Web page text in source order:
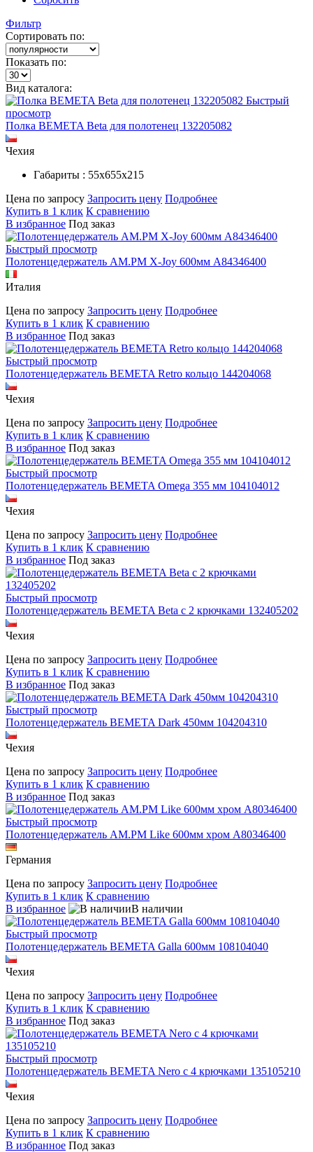
Фильтр
Сортировать по:
Показать по:
Вид каталога:
Быстрый
просмотр
Полка BEMETA Beta для полотенец 132205082
Чехия
Габариты : 55х655х215
Цена по запросу Запросить цену Подробнее
Купить в 1 клик К сравнению
В избранное Под заказ
Быстрый просмотр
Полотенцедержатель AM.PM X-Joy 600мм A84346400
Италия
Цена по запросу Запросить цену Подробнее
Купить в 1 клик К сравнению
В избранное Под заказ
Быстрый просмотр
Полотенцедержатель BEMETA Retro кольцо 144204068
Чехия
Цена по запросу Запросить цену Подробнее
Купить в 1 клик К сравнению
В избранное Под заказ
Быстрый просмотр
Полотенцедержатель BEMETA Omega 355 мм 104104012
Чехия
Цена по запросу Запросить цену Подробнее
Купить в 1 клик К сравнению
В избранное Под заказ
Быстрый просмотр
Полотенцедержатель BEMETA Beta с 2 крючками 132405202
Чехия
Цена по запросу Запросить цену Подробнее
Купить в 1 клик К сравнению
В избранное Под заказ
Быстрый просмотр
Полотенцедержатель BEMETA Dark 450мм 104204310
Чехия
Цена по запросу Запросить цену Подробнее
Купить в 1 клик К сравнению
В избранное Под заказ
Быстрый просмотр
Полотенцедержатель AM.PM Like 600мм хром A80346400
Германия
Цена по запросу Запросить цену Подробнее
Купить в 1 клик К сравнению
В избранное
В наличии
Быстрый просмотр
Полотенцедержатель BEMETA Galla 600мм 108104040
Чехия
Цена по запросу Запросить цену Подробнее
Купить в 1 клик К сравнению
В избранное Под заказ
Быстрый просмотр
Полотенцедержатель BEMETA Nero с 4 крючками 135105210
Чехия
Цена по запросу Запросить цену Подробнее
Купить в 1 клик К сравнению
В избранное Под заказ